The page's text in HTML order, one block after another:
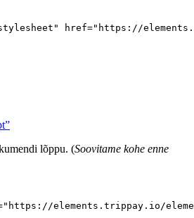
" href=" https://
lõppu. (Soovitame kohe enne
" https://elements.trippay.io/